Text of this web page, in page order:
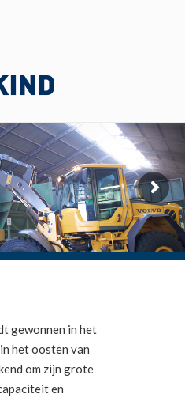
gewonnen in het
het oosten van
om zijn grote
en